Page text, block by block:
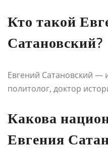
Кто такой
Сатановский?
Евгений Сатановский —
политолог, доктор
Какова
Евгения